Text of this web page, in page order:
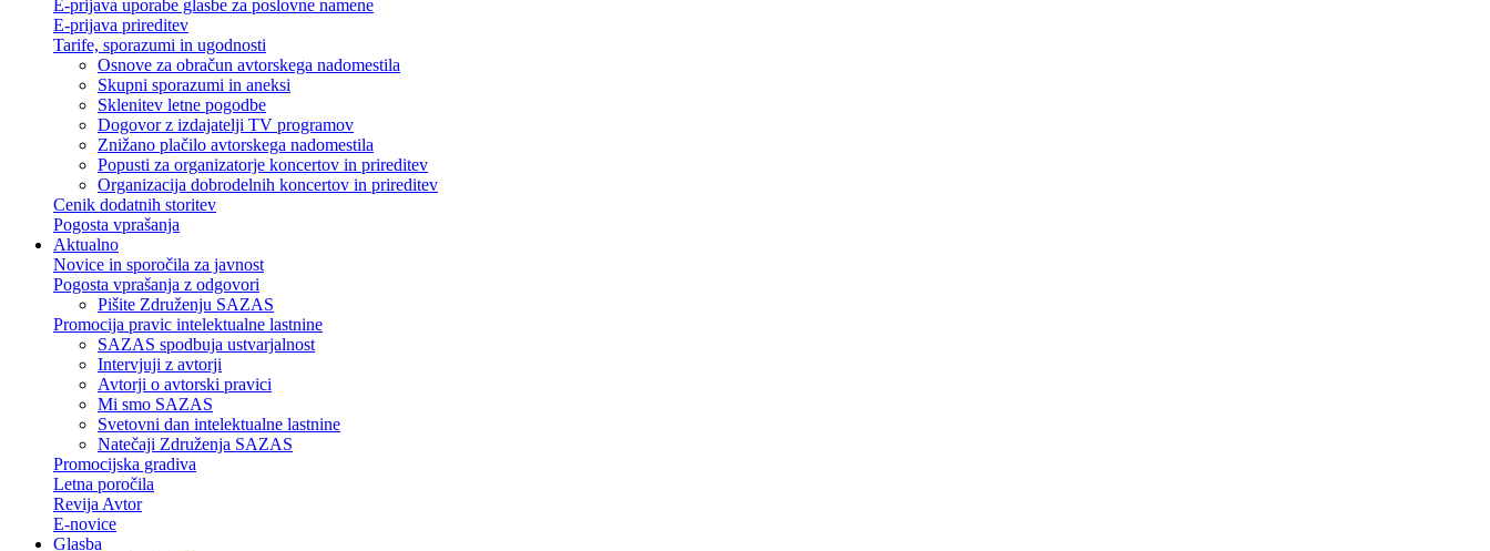
E-prijava uporabe glasbe za poslovne namene
E-prijava prireditev
Tarife, sporazumi in ugodnosti
Osnove za obračun avtorskega nadomestila
Skupni sporazumi in aneksi
Sklenitev letne pogodbe
Dogovor z izdajatelji TV programov
Znižano plačilo avtorskega nadomestila
Popusti za organizatorje koncertov in prireditev
Organizacija dobrodelnih koncertov in prireditev
Cenik dodatnih storitev
Pogosta vprašanja
Aktualno
Novice in sporočila za javnost
Pogosta vprašanja z odgovori
Pišite Združenju SAZAS
Promocija pravic intelektualne lastnine
SAZAS spodbuja ustvarjalnost
Intervjuji z avtorji
Avtorji o avtorski pravici
Mi smo SAZAS
Svetovni dan intelektualne lastnine
Natečaji Združenja SAZAS
Promocijska gradiva
Letna poročila
Revija Avtor
E-novice
Glasba